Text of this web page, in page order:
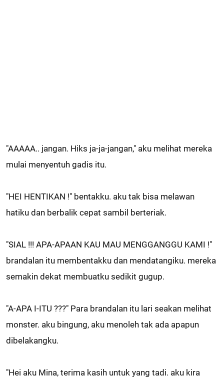
"AAAAA.. jangan. Hiks ja-ja-jangan," aku melihat mereka
mulai menyentuh gadis itu.
"HEI HENTIKAN !" bentakku. aku tak bisa melawan
hatiku dan berbalik cepat sambil berteriak.
"SIAL !!! APA-APAAN KAU MAU MENGGANGGU KAMI !"
brandalan itu membentakku dan mendatangiku. mereka
semakin dekat membuatku sedikit gugup.
"A-APA I-ITU ???" Para brandalan itu lari seakan melihat
monster. aku bingung, aku menoleh tak ada apapun
dibelakangku.
"Hei aku Mina, terima kasih untuk yang tadi. aku kira